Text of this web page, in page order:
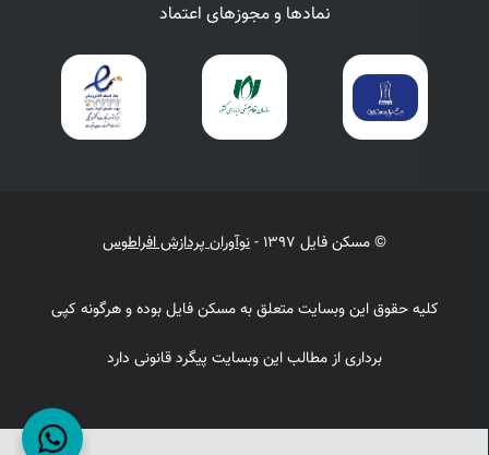
نمادها و مجوزهای اعتماد
© مسکن فایل 1397 - نوآوران پردازش افراطوس
کلیه حقوق این وبسایت متعلق به مسکن فایل بوده و هرگونه کپی
برداری از مطالب این وبسایت پیگرد قانونی دارد